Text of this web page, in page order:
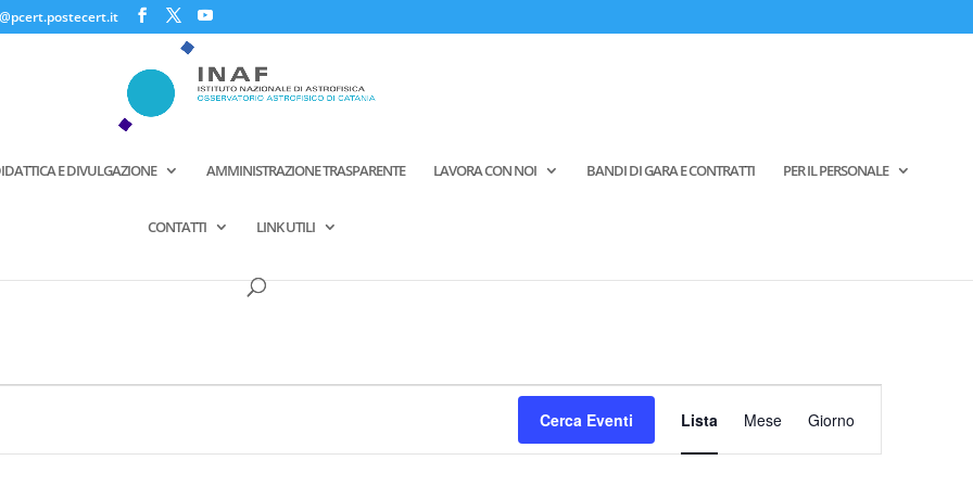
E DIVULGAZIONE AMMINISTRAZIONE TRASPARENTE LAVORA CON NOI BANDI DI GARA E CONTRATTI PER IL PERSONALE
CONTATTI LINK UTILI
Cerca Eventi
Evento
Viste
Navigazione
Lista Mese Giorno